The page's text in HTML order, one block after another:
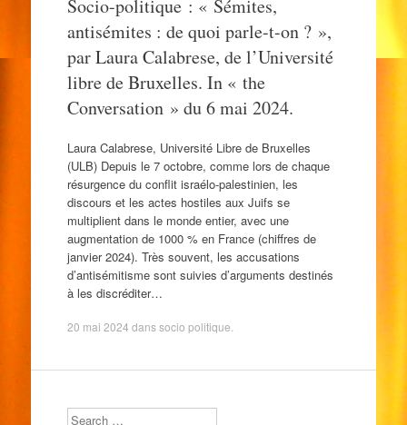
Socio-politique : « Sémites,
antisémites : de quoi parle-t-on ? »,
par Laura Calabrese, de l’Université
libre de Bruxelles. In « the
Conversation » du 6 mai 2024.
Laura Calabrese, Université Libre de Bruxelles
(ULB) Depuis le 7 octobre, comme lors de chaque
résurgence du conflit israélo-palestinien, les
discours et les actes hostiles aux Juifs se
multiplient dans le monde entier, avec une
augmentation de 1000 % en France (chiffres de
janvier 2024). Très souvent, les accusations
d’antisémitisme sont suivies d’arguments destinés
à les discréditer…
20 mai 2024 danssocio politique
Search